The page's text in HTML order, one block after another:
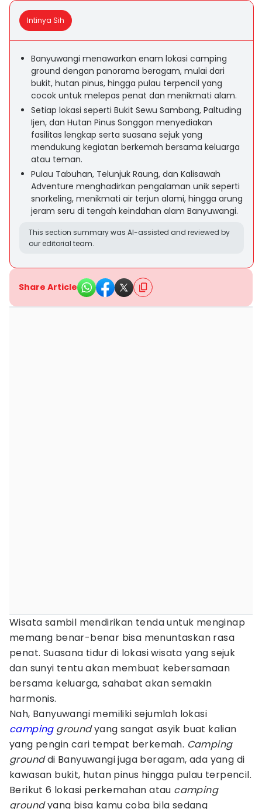
Intinya Sih
Banyuwangi menawarkan enam lokasi camping
ground dengan panorama beragam, mulai dari
bukit, hutan pinus, hingga pulau terpencil yang
cocok untuk melepas penat dan menikmati alam.
Setiap lokasi seperti Bukit Sewu Sambang, Paltuding
Ijen, dan Hutan Pinus Songgon menyediakan
fasilitas lengkap serta suasana sejuk yang
mendukung kegiatan berkemah bersama keluarga
atau teman.
Pulau Tabuhan, Telunjuk Raung, dan Kalisawah
Adventure menghadirkan pengalaman unik seperti
snorkeling, menikmati air terjun alami, hingga arung
jeram seru di tengah keindahan alam Banyuwangi.
This section summary was AI-assisted and reviewed by
our editorial team.
Share Article
Wisata sambil mendirikan tenda untuk menginap
memang benar-benar bisa menuntaskan rasa
penat. Suasana tidur di lokasi wisata yang sejuk
dan sunyi tentu akan membuat kebersamaan
bersama keluarga, sahabat akan semakin
harmonis.
Nah, Banyuwangi memiliki sejumlah lokasi
campinggroundyang sangat asyik buat kalian
yang pengin cari tempat berkemah. Camping
grounddi Banyuwangi juga beragam, ada yang di
kawasan bukit, hutan pinus hingga pulau terpencil.
Berikut 6 lokasi perkemahan atau camping
groundyang bisa kamu coba bila sedang